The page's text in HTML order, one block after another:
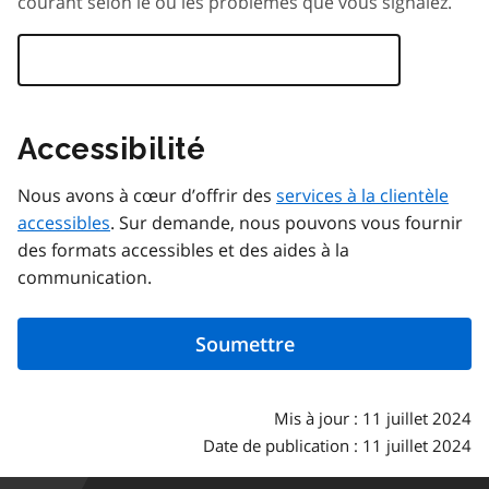
Accessibilité
Nous avons à cœur d’offrir des services à la clientèle
accessibles. Sur demande, nous pouvons vous fournir
des formats accessibles et des aides à la
communication.
Mis à jour : 11 juillet 2024
Date de publication : 11 juillet 2024